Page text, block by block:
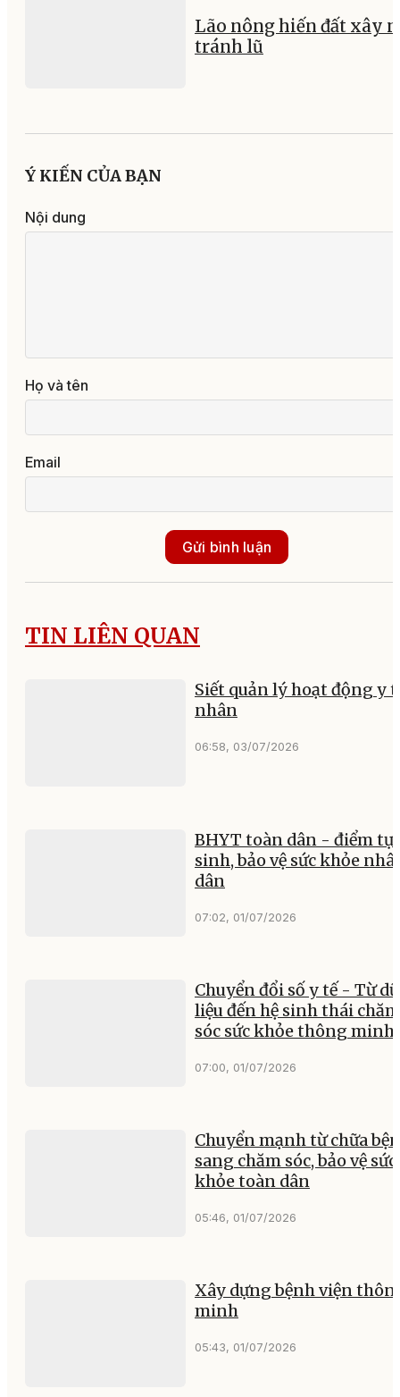
Lão nông hiến đất xây
tránh lũ
Ý KIẾN CỦA BẠN
Nội dung
Họ và tên
Email
Gửi bình luận
TIN LIÊN QUAN
Siết quản lý hoạt động y
nhân
06:58, 03/07/2026
BHYT toàn dân - điểm
sinh, bảo vệ sức khỏe
dân
07:02, 01/07/2026
Chuyển đổi số y tế - Từ dữ
liệu đến hệ sinh thái chăm
sóc sức khỏe thông minh
07:00, 01/07/2026
Chuyển mạnh từ chữa
sang chăm sóc, bảo vệ sức
khỏe toàn dân
05:46, 01/07/2026
Xây dựng bệnh viện
minh
05:43, 01/07/2026